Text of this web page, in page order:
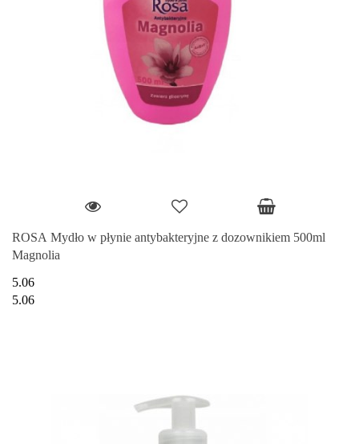
ROSA Mydło w płynie antybakteryjne z dozownikiem 500ml
Magnolia
5.06
5.06